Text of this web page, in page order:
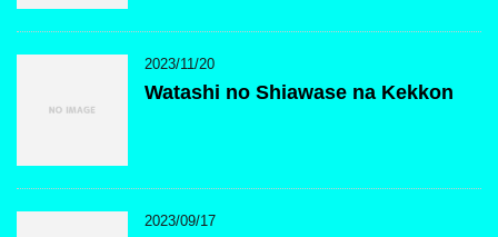
2023/11/20
Watashi no Shiawase na Kekkon
2023/09/17